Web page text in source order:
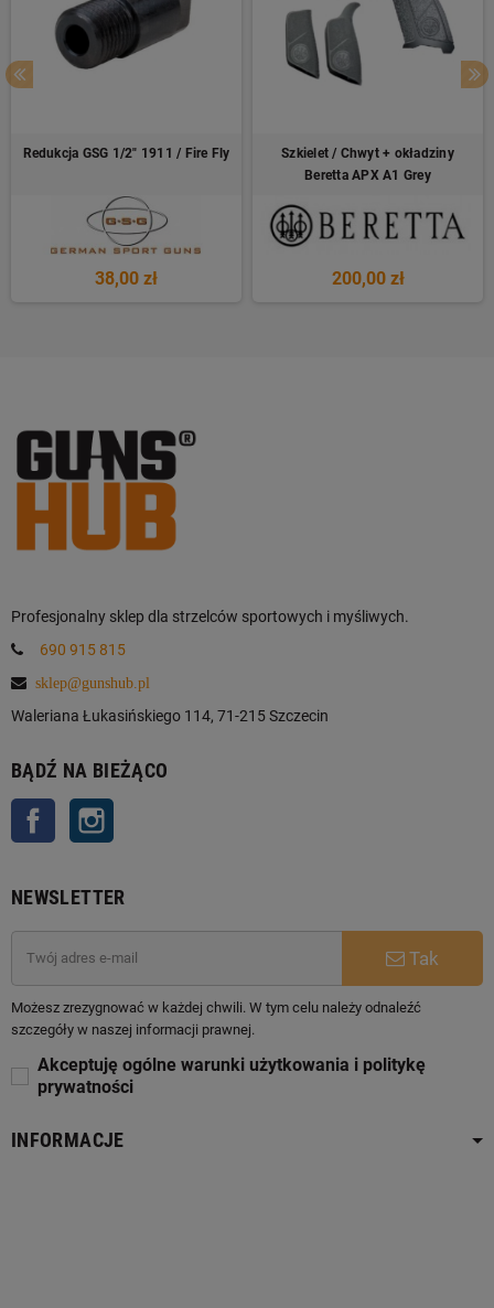
Redukcja GSG 1/2" 1911 / Fire Fly
38,00 zł
Szkielet / Chwyt + okładziny
Beretta APX A1 Grey
200,00 zł
Profesjonalny sklep dla strzelców sportowych i myśliwych.
690 915 815
sklep@gunshub.pl
Waleriana Łukasińskiego 114, 71-215 Szczecin
BĄDŹ NA BIEŻĄCO
Facebook
NEWSLETTER
Tak
Możesz zrezygnować w każdej chwili. W tym celu należy odnaleźć
szczegóły w naszej informacji prawnej.
Akceptuję ogólne warunki użytkowania i politykę
prywatności
INFORMACJE